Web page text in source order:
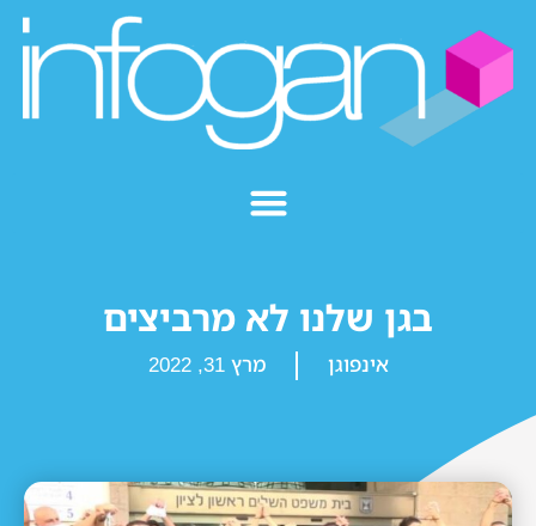
בגן שלנו לא מרביצים
אינפוגן מרץ 31, 2022